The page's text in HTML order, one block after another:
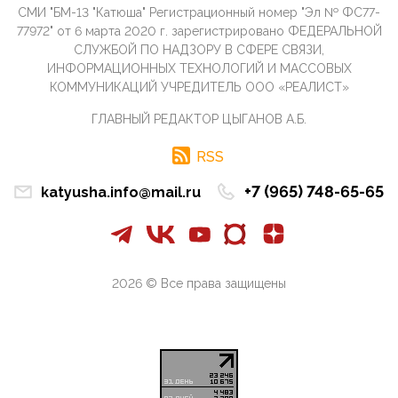
09:40, 10 Апреля 2026
Честно говоря, ситуация с продвижением через
российские крупнейшие СМИ персоны Эррола
Маска (отца Ил...
07:11, 10 Апреля 2026
инокультурных мигрантов, в общем-то понимают,
Благодаря знакомым, стали известны подробности
истории с белгородскими "Орланами",которые
09:01, 09 Апреля 2026
Противник расшир...
заботливо уточниили, что ИНН при переводах по
СМИ "БМ-13 "Катюша" Регистрационный номер "Эл № ФС77-
77972" от 6 марта 2020 г. зарегистрировано ФЕДЕРАЛЬНОЙ
СЛУЖБОЙ ПО НАДЗОРУ В СФЕРЕ СВЯЗИ,
ИНФОРМАЦИОННЫХ ТЕХНОЛОГИЙ И МАССОВЫХ
КОММУНИКАЦИЙ УЧРЕДИТЕЛЬ ООО «РЕАЛИСТ»
ГЛАВНЫЙ РЕДАКТОР ЦЫГАНОВ А.Б.
RSS
katyusha.info@mail.ru +7 (965) 748-65-65
2026 © Все права защищены